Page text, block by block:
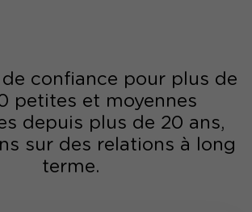
de confiance pour plus de
petites et moyennes
depuis plus de 20 ans,
sur des relations à long
terme.